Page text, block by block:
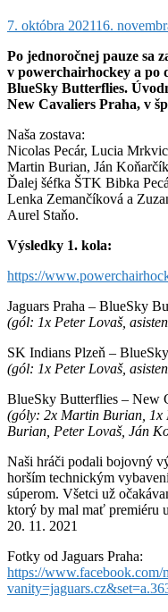
7. októbra 202116.
Po jednoročnej pauze sa
v powerchairhockey a po
BlueSky Butterflies.
New Cavaliers Praha, v
Naša zostava:
Nicolas Pecár, Lucia
Martin Burian, Ján
Ďalej šéfka ŠTK Bibka
Lenka Zemančíková a
Aurel Staňo.
Výsledky 1. kola:
https://
Jaguars Praha – BlueSky
(gól: 1x Peter Lovaš,
SK Indians Plzeň –
(gól: 1x Peter Lovaš,
BlueSky Butterflies – New
(góly: 2x Martin Burian, 1x
Burian, Peter Lovaš, Ján
Naši hráči podali bojovný
horším technickým
súperom. Všetci už
ktorý by mal mať premiéru
20. 11. 2021
Fotky od Jaguars Praha:
https://www.facebook.com/